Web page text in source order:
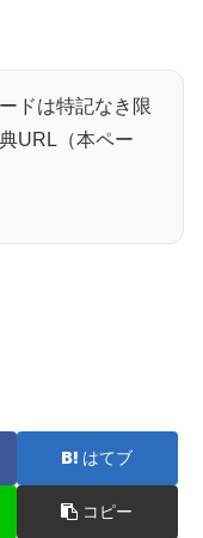
ドは特記なき限
URL（本ペー
はてブ
コピー